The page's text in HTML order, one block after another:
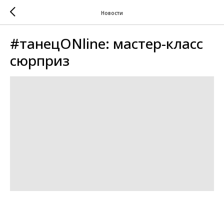
Новости
#танецONline: мастер-класс
сюрприз